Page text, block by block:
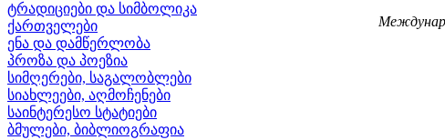
ტრადიციები და სიმბოლიკა
ქართველები
ენა და დამწერლობა
პროზა და პოეზია
სიმღერები, საგალობლები
სიახლეები, აღმოჩენები
საინტერესო სტატიები
ბმულები, ბიბლიოგრაფია